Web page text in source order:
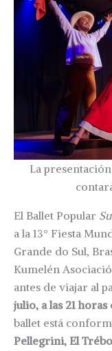
La
El Ballet Popular
a la 13° Fiesta
Grande do Sul,
Kumelén
antes de viajar al
julio, a las 21
ballet está
Pellegrini, El